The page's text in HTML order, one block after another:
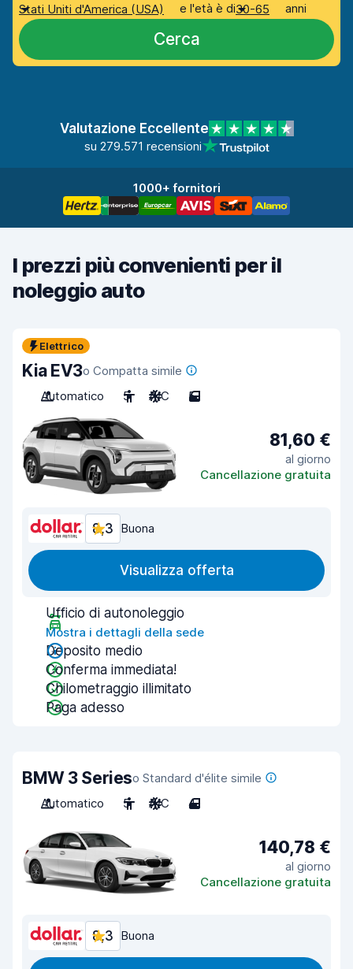
Stati Uniti d'America (USA)
e l'età è di30-65 anni
Cerca
Valutazione Eccellente
su 279.571 recensioni
1000+ fornitori
I prezzi più convenienti per il
noleggio auto
Elettrico
Kia EV3o Compatta simile
Automatico
5 A/C 5
81,60 €
al giorno
Cancellazione gratuita
8,3 Buona
Visualizza offerta
Ufficio di autonoleggio
Mostra i dettagli della sede
Deposito medio
Conferma immediata!
Chilometraggio illimitato
Paga adesso
BMW 3 Serieso Standard d'élite simile
Automatico
5 A/C 4
140,78 €
al giorno
Cancellazione gratuita
8,3 Buona